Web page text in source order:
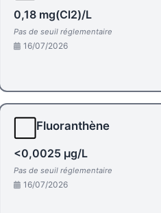
0,18 mg(Cl2)/L
Pas de seuil réglementaire
16/07/2026
Fluoranthène
<0,0025 µg/L
Pas de seuil réglementaire
16/07/2026